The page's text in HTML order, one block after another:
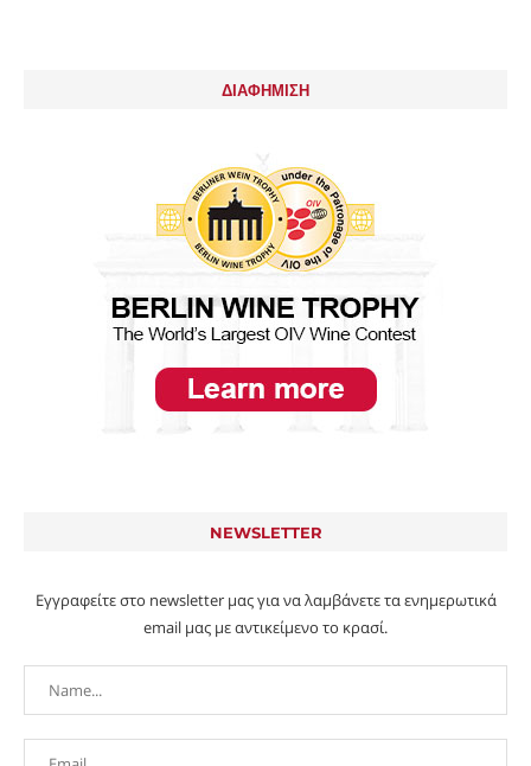
ΔΙΑΦΗΜΙΣΗ
NEWSLETTER
Εγγραφείτε στο newsletter μας για να λαμβάνετε τα ενημερωτικά
email μας με αντικείμενο το κρασί.